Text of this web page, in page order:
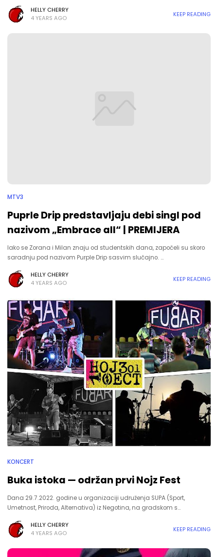
HELLY CHERRY
4 YEARS AGO
KEEP READING
MTV3
Puprle Drip predstavljaju debi singl pod
nazivom „Embrace all“ | PREMIJERA
Iako se Zorana i Milan znaju od studentskih dana, započeli su skoro
saradnju pod nazivom Purple Drip sasvim slučajno. …
HELLY CHERRY
4 YEARS AGO
KEEP READING
KONCERT
Buka istoka — održan prvi Nojz Fest
Dana 29.7.2022. godine u organizaciji udruženja SUPA (Sport,
Umetnost, Priroda, Alternativa) iz Negotina, na gradskom s…
HELLY CHERRY
4 YEARS AGO
KEEP READING